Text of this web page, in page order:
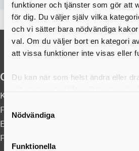
funktioner och tjänster som gör att
för dig. Du väljer själv vilka
och vi sätter bara nödvändiga
val. Om du väljer bort en kategori
att vissa funktioner inte visas eller
Du kan när som helst ändra eller
Samtyckesval
Nödvändiga
Funktionella
Organisationsuppgifter
Kontaktcenter:
Felanmälan akuta fel dygnet runt:
E-post:
Fax: 0500-41 49 60